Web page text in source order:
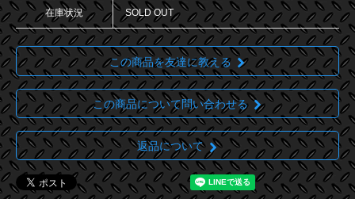
在庫状況 SOLD OUT
この商品を友達に教える
この商品について問い合わせる
返品について